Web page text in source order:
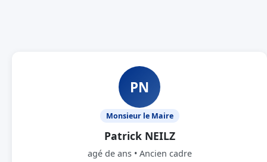
PN
Monsieur le Maire
Patrick NEILZ
agé de ans • Ancien cadre